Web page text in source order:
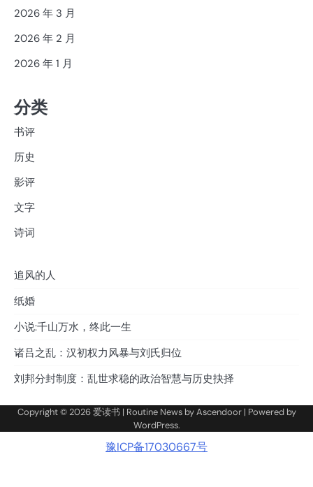
2026 年 3 月
2026 年 2 月
2026 年 1 月
分类
书评
历史
影评
文字
诗词
追风的人
纸婚
小说:千山万水，终此一生
诸吕之乱：汉初权力风暴与刘氏归位
刘邦分封制度：乱世求稳的政治智慧与历史抉择
Copyright © 2026爱读书 | Routine News byAscendoor| Powered by
WordPress.
豫ICP备17030667号